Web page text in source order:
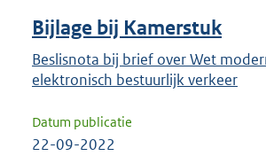
Bijlage bij Kamerstuk
Beslisnota bij brief over Wet
elektronisch bestuurlijk verkeer
Datum publicatie
22-09-2022